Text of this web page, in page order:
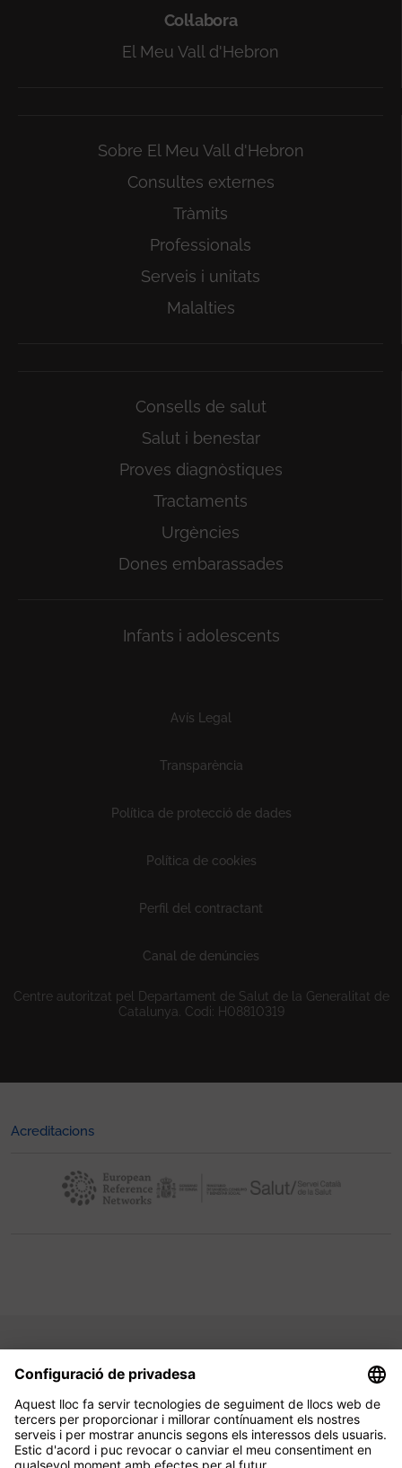
Col·labora
El Meu Vall d'Hebron
Sobre El Meu Vall d'Hebron
Consultes externes
Tràmits
Professionals
Serveis i unitats
Malalties
Consells de salut
Salut i benestar
Proves diagnòstiques
Tractaments
Urgències
Dones embarassades
Infants i adolescents
Avís Legal
Transparència
Política de protecció de dades
Política de cookies
Perfil del contractant
Canal de denúncies
Centre autoritzat pel Departament de Salut de la Generalitat de
Catalunya. Codi: H08810319
Acreditacions